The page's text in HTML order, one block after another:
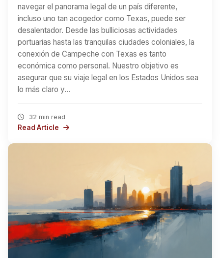
navegar el panorama legal de un país diferente,
incluso uno tan acogedor como Texas, puede ser
desalentador. Desde las bulliciosas actividades
portuarias hasta las tranquilas ciudades coloniales, la
conexión de Campeche con Texas es tanto
económica como personal. Nuestro objetivo es
asegurar que su viaje legal en los Estados Unidos sea
lo más claro y…
32 min read
Read Article